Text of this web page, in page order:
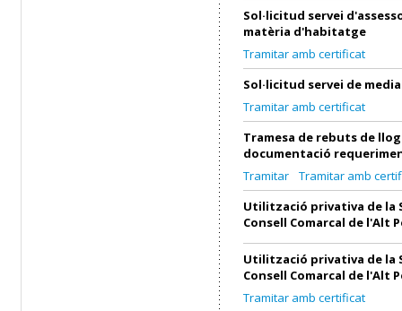
Sol·licitud servei
matèria d'habitatge
Tramitar amb certificat
Sol·licitud servei de
Tramitar amb certificat
Tramesa de rebuts de
documentació
Tramitar
Tramitar amb
Utilització privativa de la
Consell Comarcal de l'Alt
Utilització privativa de la
Consell Comarcal de l'Alt
Tramitar amb certificat